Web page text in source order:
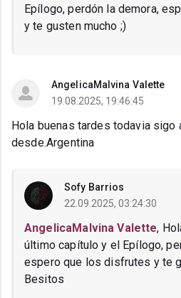
Epílogo, perdón la demora,
y te gusten mucho ;)
AngelicaMalvina Valette
19.08.2025, 19:46:45
Hola buenas tardes todavia sigo
desde.Argentina
Sofy Barrios
22.09.2025, 03:24:30
AngelicaMalvina Valette,
último capítulo y el Epílogo,
espero que los disfrutes y te
Besitos